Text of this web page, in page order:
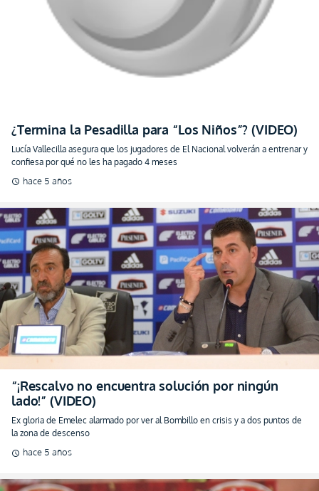
¿Termina la Pesadilla para “Los Niños”? (VIDEO)
Lucía Vallecilla asegura que los jugadores de El Nacional volverán a entrenar y
confiesa por qué no les ha pagado 4 meses
schedule hace 5 años
“¡Rescalvo no encuentra solución por ningún
lado!” (VIDEO)
Ex gloria de Emelec alarmado por ver al Bombillo en crisis y a dos puntos de
la zona de descenso
schedule hace 5 años